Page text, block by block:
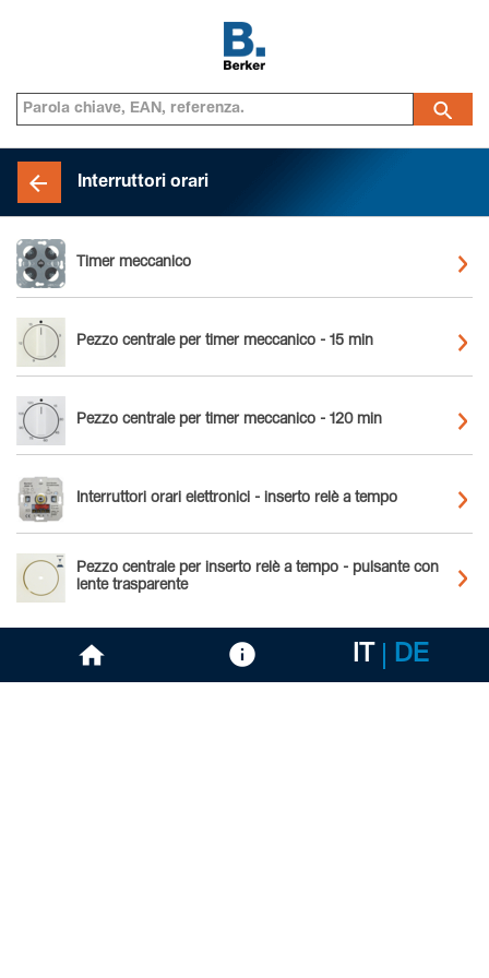
Interruttori orari
Timer meccanico
Pezzo centrale per timer meccanico - 15 min
Pezzo centrale per timer meccanico - 120 min
Interruttori orari elettronici - inserto relè a tempo
Pezzo centrale per inserto relè a tempo - pulsante con
lente trasparente
IT DE